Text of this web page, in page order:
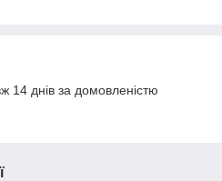
14 днів за домовленістю